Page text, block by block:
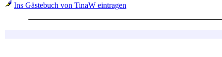
Ins Gästebuch von TinaW eintragen